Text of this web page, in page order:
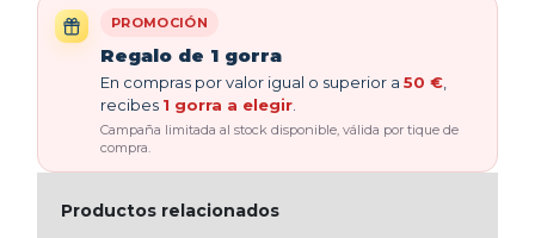
PROMOCIÓN
Regalo de 1 gorra
En compras por valor igual o superior a 50 €
recibes 1 gorra a elegir
Campaña limitada al stock disponible, válida por tique de
compra.
Productos relacionados